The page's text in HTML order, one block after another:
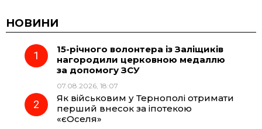
c
e
o
e
g
r
t
A
НОВИНИ
15-річного волонтера із Заліщиків
нагородили церковною медаллю
за допомогу ЗСУ
07.08.2026, 18:07
Як військовим у Тернополі отримати
перший внесок за іпотекою
«єОселя»